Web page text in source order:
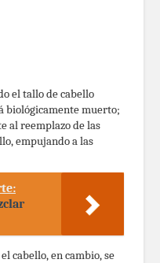
el tallo de cabello
biológicamente muerto;
al reemplazo de las
empujando a las
cabello, en cambio, se